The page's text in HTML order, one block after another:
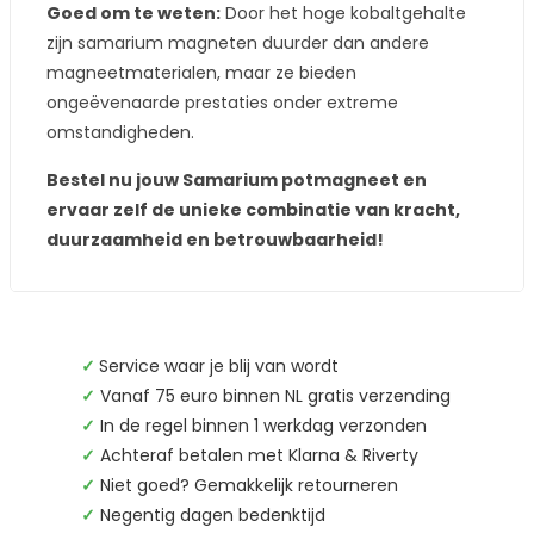
Goed om te weten: Door het hoge kobaltgehalte
zijn samarium magneten duurder dan andere
magneetmaterialen, maar ze bieden
ongeëvenaarde prestaties onder extreme
omstandigheden.
Bestel nu jouw Samarium potmagneet en
ervaar zelf de unieke combinatie van kracht,
duurzaamheid en betrouwbaarheid!
✓ Service waar je blij van wordt
✓ Vanaf 75 euro binnen NL gratis verzending
✓ In de regel binnen 1 werkdag verzonden
✓ Achteraf betalen met Klarna & Riverty
✓ Niet goed? Gemakkelijk retourneren
✓ Negentig dagen bedenktijd